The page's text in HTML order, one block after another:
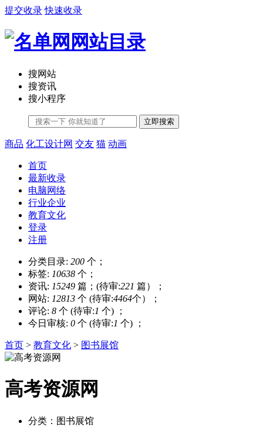
提交收录 快速收录
搜网站
搜资讯
搜小程序
立即搜索
商品 化工设计网 交友 猫 动画
首页
最新收录
电脑网络
行业企业
教育文化
登录
注册
分类目录: 200 个；
标签: 10638 个；
资讯: 15249 篇；(待审:221 篇）；
网站: 12813 个 (待审:4464个）；
评论: 8 个 (待审:1 个) ；
今日审核: 0 个 (待审:1 个) ；
首页 > 教育文化 > 图书展馆
高考资源网
分类：图书展馆